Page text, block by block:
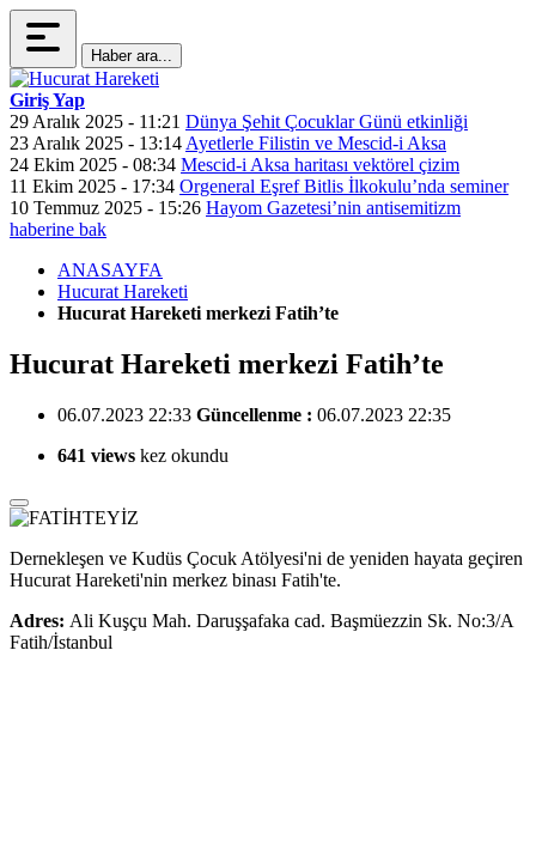
Haber ara...
Giriş Yap
29 Aralık 2025 - 11:21 Dünya Şehit Çocuklar Günü etkinliği
23 Aralık 2025 - 13:14 Ayetlerle Filistin ve Mescid-i Aksa
24 Ekim 2025 - 08:34 Mescid-i Aksa haritası vektörel çizim
11 Ekim 2025 - 17:34 Orgeneral Eşref Bitlis İlkokulu’nda seminer
10 Temmuz 2025 - 15:26 Hayom Gazetesi’nin antisemitizm
haberine bak
ANASAYFA
Hucurat Hareketi
Hucurat Hareketi merkezi Fatih’te
Hucurat Hareketi merkezi Fatih’te
06.07.2023 22:33 Güncellenme : 06.07.2023 22:35
641 views kez okundu
Dernekleşen ve Kudüs Çocuk Atölyesi'ni de yeniden hayata geçiren
Hucurat Hareketi'nin merkez binası Fatih'te.
Adres: Ali Kuşçu Mah. Daruşşafaka cad. Başmüezzin Sk. No:3/A
Fatih/İstanbul